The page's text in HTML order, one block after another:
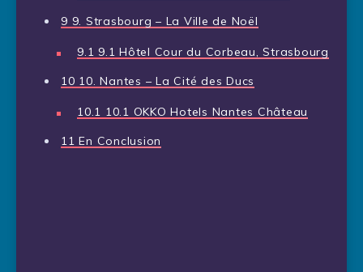
9 9. Strasbourg – La Ville de Noël
9.1 9.1 Hôtel Cour du Corbeau, Strasbourg
10 10. Nantes – La Cité des Ducs
10.1 10.1 OKKO Hotels Nantes Château
11 En Conclusion